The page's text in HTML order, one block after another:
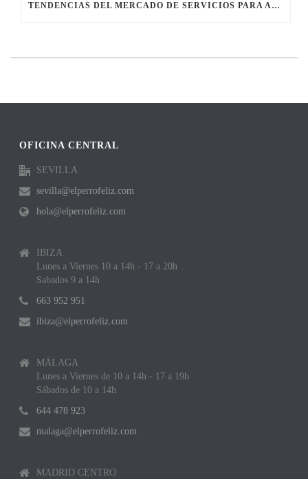
TENDENCIAS DEL MERCADO DE SERVICIOS PARA ANIMALES DE COMPAÑÍA
OFICINA CENTRAL
SEVILLA
sevilla@elperrofeliz.com
hola@elperrofeliz.com
IBIZA
Lunes a Viernes 10 a 14h - 17 a 20h
Sabados 9 a 14h
663 952 951
ibiza@elperrofeliz.com
MÁLAGA
Lunes a Viernes de 10 a 14h - 17 a 19h
Sábados de 10 a 14h
644 478 923
malaga@elperrofeliz.com
MADRID CENTRO